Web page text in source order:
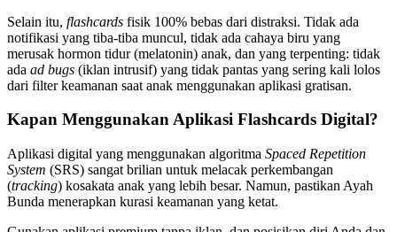
Selain itu, flashcards fisik 100% bebas dari distraksi. Tidak ada
notifikasi yang tiba-tiba muncul, tidak ada cahaya biru yang
merusak hormon tidur (melatonin) anak, dan yang terpenting: tidak
ada ad bugs (iklan intrusif) yang tidak pantas yang sering kali lolos
dari filter keamanan saat anak menggunakan aplikasi gratisan.
Kapan Menggunakan Aplikasi Flashcards Digital?
Aplikasi digital yang menggunakan algoritma Spaced Repetition
System (SRS) sangat brilian untuk melacak perkembangan
(tracking) kosakata anak yang lebih besar. Namun, pastikan Ayah
Bunda menerapkan kurasi keamanan yang ketat.